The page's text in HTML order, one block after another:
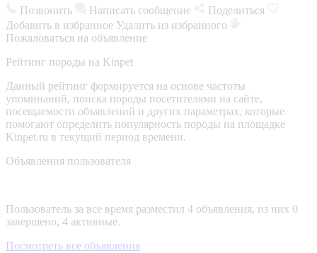
Позвонить Написать сообщение
Поделиться
Добавить в избранное Удалить из избранного
Пожаловаться на объявление
Рейтинг породы на Kinpet
Данный рейтинг формируется на основе частоты
упоминаний, поиска породы посетителями на сайте,
посещаемости объявлений и других параметрах, которые
помогают определить популярность породы на площадке
Kinpet.ru в текущий период времени.
Объявления пользователя
Пользователь за все время разместил 4 объявления, из них 0
завершено, 4 активные.
Посмотреть все объявления